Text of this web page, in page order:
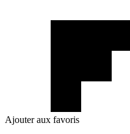
Ajouter aux favoris